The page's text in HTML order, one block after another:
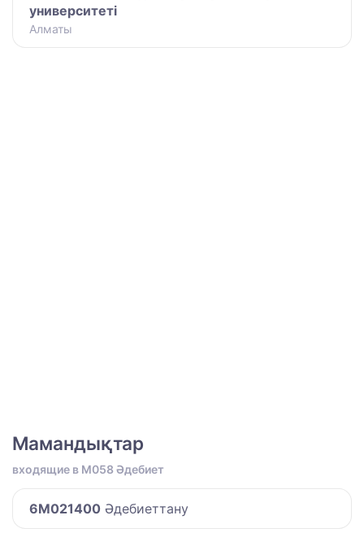
университеті
Алматы
Мамандықтар
входящие в M058 Әдебиет
6M021400 Әдебиеттану